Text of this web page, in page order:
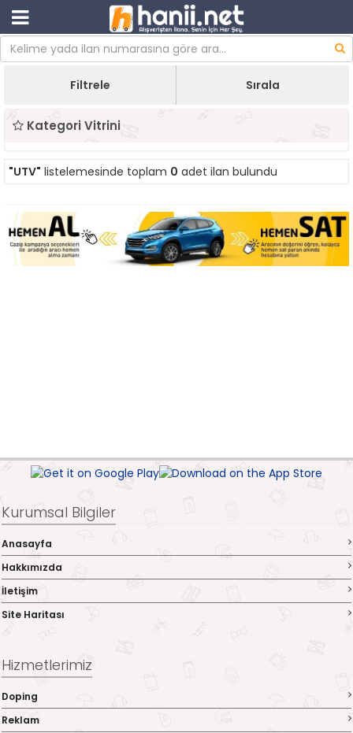
Filtrele Sırala
Kategori Vitrini
"UTV" listelemesinde toplam 0 adet ilan bulundu
Kurumsal Bilgiler
Anasayfa
Hakkımızda
İletişim
Site Haritası
Hizmetlerimiz
Doping
Reklam